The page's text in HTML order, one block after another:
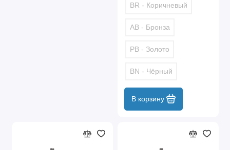
BR - Коричневый
AB - Бронза
PB - Золото
BN - Чёрный
В корзину